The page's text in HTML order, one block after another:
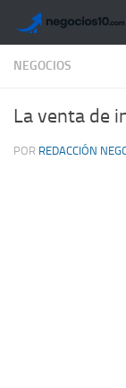
Saltar al
NEGOCIOS
La venta de
POR REDACCIÓN